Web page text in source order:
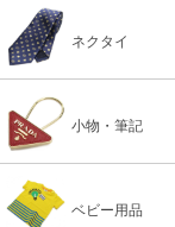
ネクタイ
小物・筆記
ベビー用品